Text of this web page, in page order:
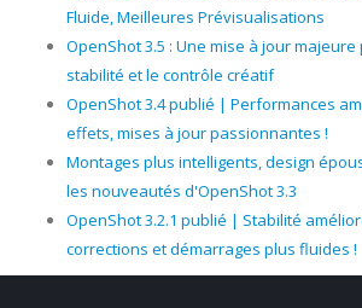
Fluide, Meilleures Prévisualisations
OpenShot 3.5 : Une mise à jour
stabilité et le contrôle créatif
OpenShot 3.4 publié | Performances
effets, mises à jour passionnantes !
Montages plus intelligents, design
les nouveautés d'OpenShot 3.3
OpenShot 3.2.1 publié | Stabilité
corrections et démarrages plus fluides !